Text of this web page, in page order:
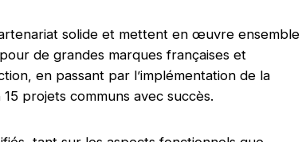
solide et mettent en œuvre ensemble
de grandes marques françaises et
en passant par l’implémentation de la
projets communs avec succès.